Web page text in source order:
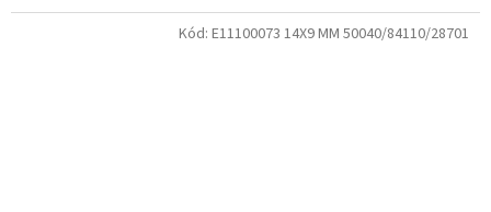
Kód: E11100073 14X9 MM 50040/84110/28701